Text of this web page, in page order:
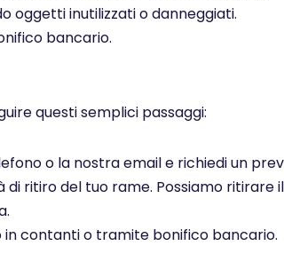
oggetti inutilizzati o danneggiati.
bancario.
questi semplici passaggi:
o la nostra email e richiedi un
ritiro del tuo rame. Possiamo ritirare
contanti o tramite bonifico bancario.